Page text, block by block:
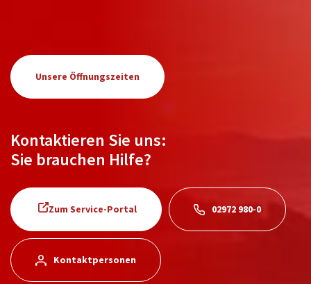
Unsere Öffnungszeiten
Kontaktieren Sie uns:
Sie brauchen Hilfe?
Zum Service-Portal 02972 980-0
Kontaktpersonen